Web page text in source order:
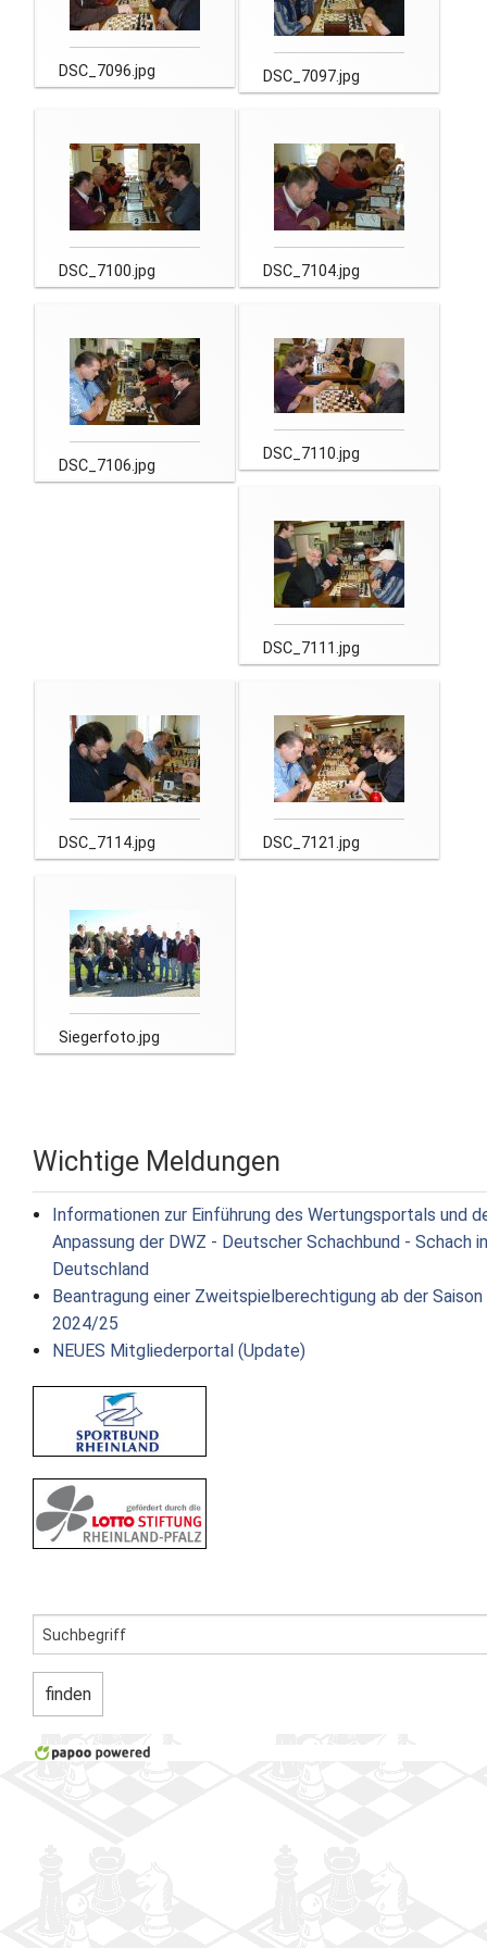
Newsletter
Kontakt
Impressum
Datenschutz
DSC_7096.jpg DSC_7097.jpg
DSC_7100.jpg DSC_7104.jpg
DSC_7106.jpg
DSC_7110.jpg
DSC_7111.jpg
DSC_7114.jpg DSC_7121.jpg
Siegerfoto.jpg
Wichtige Meldungen
Informationen zur Einführung des Wertungsportals und
Anpassung der DWZ - Deutscher Schachbund - Schach in
Deutschland
Beantragung einer Zweitspielberechtigung ab der Saison
2024/25
NEUES Mitgliederportal (Update)